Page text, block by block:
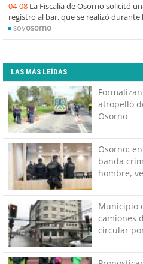
04-08 La Fiscalía de Osorno solicitó
registro al bar, que se realizó
soyosorno
LAS MÁS LEÍDAS
atropelló
Osorno
Osorno:
banda
hombre,
Municipio
camiones
circular